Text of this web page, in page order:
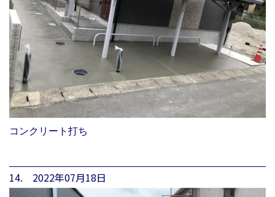
コンクリート打ち
14. 2022年07月18日